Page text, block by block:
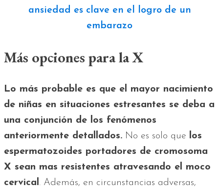
ansiedad es clave en el logro de un
embarazo
Más opciones para la X
Lo más probable es que el mayor nacimiento
de niñas en situaciones estresantes se deba a
una conjunción de los fenómenos
anteriormente detallados. No es solo que
los
espermatozoides portadores de cromosoma
X sean mas resistentes atravesando el moco
cervical . Además, en circunstancias adversas,